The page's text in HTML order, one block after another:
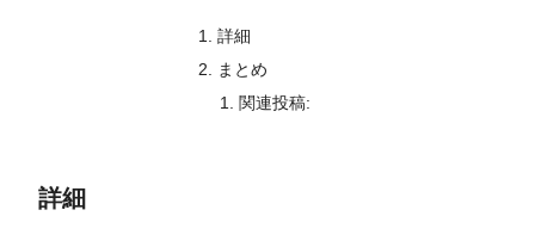
詳細
まとめ
関連投稿:
詳細